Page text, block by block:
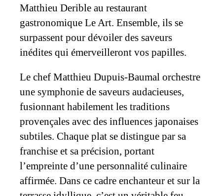
Matthieu Derible au restaurant
gastronomique Le Art. Ensemble, ils se
surpassent pour dévoiler des saveurs
inédites qui émerveilleront vos papilles.
Le chef Matthieu Dupuis-Baumal orchestre
une symphonie de saveurs audacieuses,
fusionnant habilement les traditions
provençales avec des influences japonaises
subtiles. Chaque plat se distingue par sa
franchise et sa précision, portant
l’empreinte d’une personnalité culinaire
affirmée. Dans ce cadre enchanteur et sur la